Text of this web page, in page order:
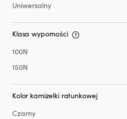
Uniwersalny
Klasa wyporności
100N
150N
Kolor kamizelki ratunkowej
Czarny